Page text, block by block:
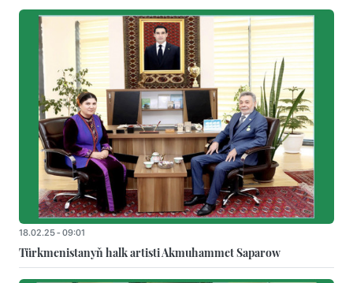
18.02.25 - 09:01
Türkmenistanyň halk artisti Akmuhammet Saparow